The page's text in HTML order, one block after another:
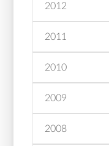
2012
2011
2010
2009
2008